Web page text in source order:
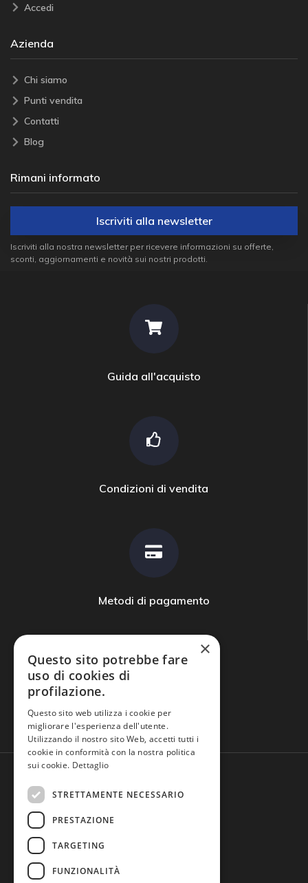
Accedi
Azienda
Chi siamo
Punti vendita
Contatti
Blog
Rimani informato
Iscriviti alla newsletter
Iscriviti alla nostra newsletter per ricevere informazioni su offerte,
sconti, aggiornamenti e novità sui nostri prodotti.
Guida all'acquisto
Condizioni di vendita
Metodi di pagamento
Domande frequenti
×
Questo sito potrebbe fare
uso di cookies di
profilazione.
Questo sito web utilizza i cookie per
migliorare l'esperienza dell'utente.
Utilizzando il nostro sito Web, accetti tutti i
cookie in conformità con la nostra politica
sui cookie. Dettaglio
STRETTAMENTE NECESSARIO
PRESTAZIONE
TARGETING
FUNZIONALITÀ